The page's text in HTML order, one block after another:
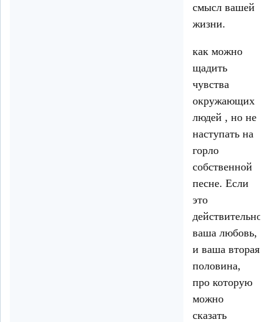
смысл вашей
жизни.
как можно
щадить
чувства
окружающих
людей , но не
наступать на
горло
собственной
песне. Если
это
действительно
ваша любовь,
и ваша вторая
половина,
про которую
можно
сказать